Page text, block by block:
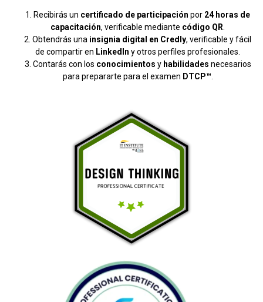
Recibirás un certificado de participación por 24 horas de
capacitación, verificable mediante código QR.
Obtendrás una insignia digital en Credly, verificable y fácil
de compartir en LinkedIn y otros perfiles profesionales.
Contarás con los conocimientos y habilidades necesarios
para prepararte para el examen DTCP™.